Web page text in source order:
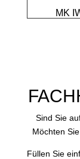
MK
Sind Sie
Möchten
Füllen Sie